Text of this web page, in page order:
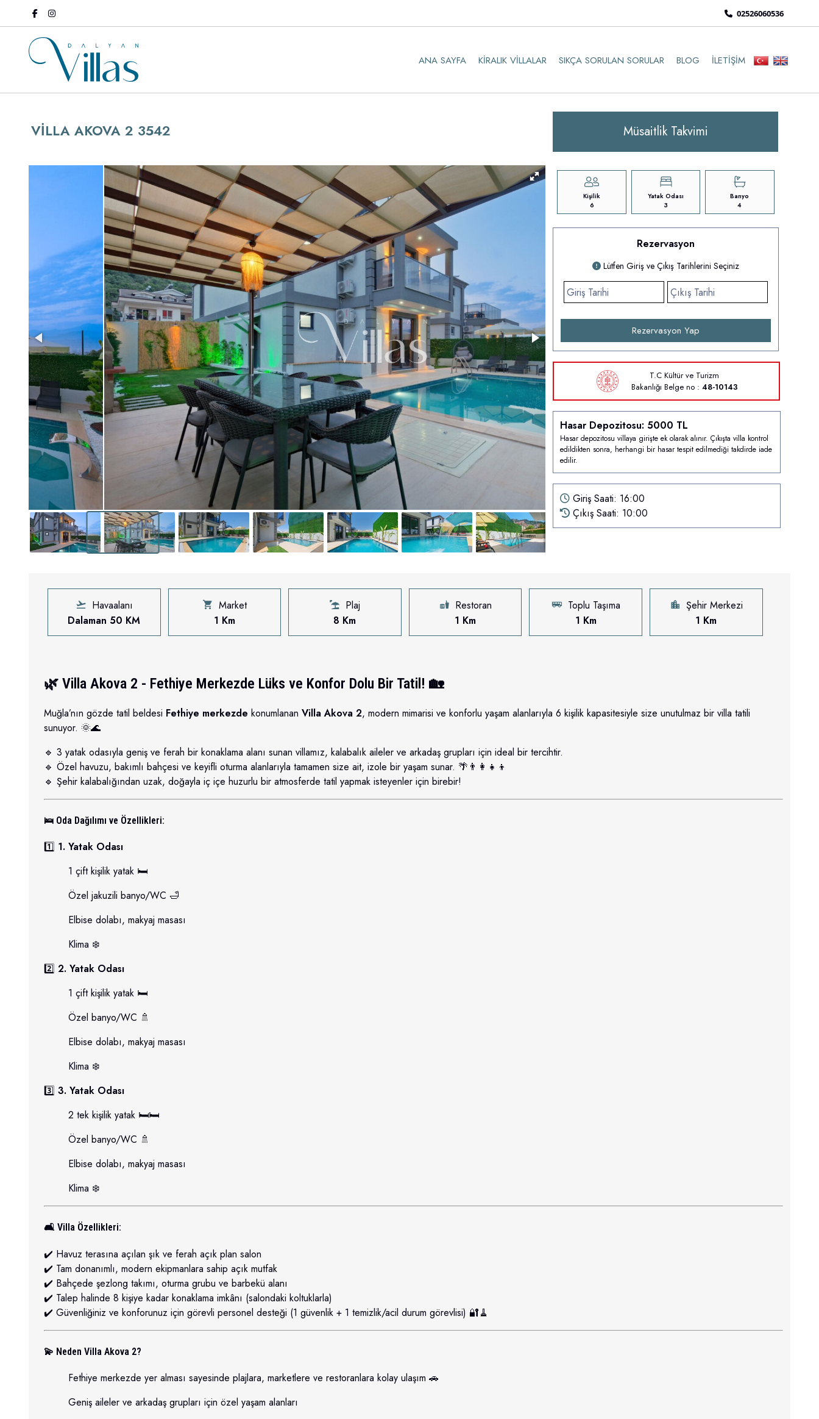
02526060536
ANA SAYFA KIRALIK VILLALAR SIKÇA SORULAN SORULAR BLOG İLETIŞIM
VİLLA AKOVA 2 3542 Müsaitlik Takvimi
Kişilik
6
Yatak Odası
3
Banyo
4
Rezervasyon
Lütfen Giriş ve Çıkış Tarihlerini Seçiniz
Rezervasyon Yap
T.C Kültür ve Turizm
Bakanlığı Belge no : 48-10143
Hasar Depozitosu: 5000 TL
Hasar depozitosu villaya girişte ek olarak alınır. Çıkışta villa kontrol
edildikten sonra, herhangi bir hasar tespit edilmediği takdirde iade
edilir.
Giriş Saati: 16:00
Çıkış Saati: 10:00
Havaalanı
Dalaman 50 KM
Market
1 Km
Plaj
8 Km
Restoran
1 Km
Toplu Taşıma
1 Km
Şehir Merkezi
1 Km
🌿 Villa Akova 2 - Fethiye Merkezde Lüks ve Konfor Dolu Bir Tatil! 🏡
Muğla’nın gözde tatil beldesi Fethiye merkezde konumlanan Villa Akova 2, modern mimarisi ve konforlu yaşam alanlarıyla 6 kişilik kapasitesiyle size unutulmaz bir villa tatili
sunuyor. 🌞🌊
🔹 3 yatak odasıyla geniş ve ferah bir konaklama alanı sunan villamız, kalabalık aileler ve arkadaş grupları için ideal bir tercihtir.
🔹 Özel havuzu, bakımlı bahçesi ve keyifli oturma alanlarıyla tamamen size ait, izole bir yaşam sunar. 🌴👨‍👩‍👧‍👦
🔹 Şehir kalabalığından uzak, doğayla iç içe huzurlu bir atmosferde tatil yapmak isteyenler için birebir!
🛌 Oda Dağılımı ve Özellikleri:
1️⃣ 1. Yatak Odası
1 çift kişilik yatak 🛏️
Özel jakuzili banyo/WC 🛁
Elbise dolabı, makyaj masası
Klima ❄️
2️⃣ 2. Yatak Odası
1 çift kişilik yatak 🛏️
Özel banyo/WC 🚿
Elbise dolabı, makyaj masası
Klima ❄️
3️⃣ 3. Yatak Odası
2 tek kişilik yatak 🛏️🛏️
Özel banyo/WC 🚿
Elbise dolabı, makyaj masası
Klima ❄️
🛋️ Villa Özellikleri:
✔️ Havuz terasına açılan şık ve ferah açık plan salon
✔️ Tam donanımlı, modern ekipmanlara sahip açık mutfak
✔️ Bahçede şezlong takımı, oturma grubu ve barbekü alanı
✔️ Talep halinde 8 kişiye kadar konaklama imkânı (salondaki koltuklarla)
✔️ Güvenliğiniz ve konforunuz için görevli personel desteği (1 güvenlik + 1 temizlik/acil durum görevlisi) 🔐🧹
💫 Neden Villa Akova 2?
Fethiye merkezde yer alması sayesinde plajlara, marketlere ve restoranlara kolay ulaşım 🚗
Geniş aileler ve arkadaş grupları için özel yaşam alanları